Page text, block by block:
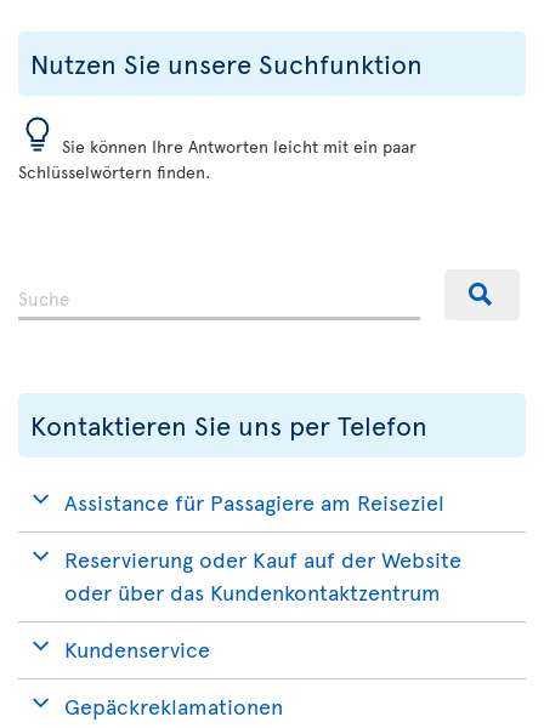
Nutzen Sie unsere Suchfunktion
Sie können Ihre Antworten leicht mit ein paar
Schlüsselwörtern finden.
Kontaktieren Sie uns per Telefon
Assistance für Passagiere am Reiseziel
Reservierung oder Kauf auf der Website
oder über das Kundenkontaktzentrum
Kundenservice
Gepäckreklamationen